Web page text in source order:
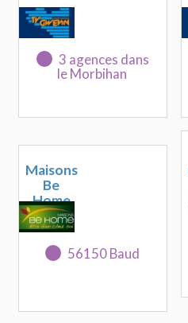
3 agences dans
le Morbihan
Maisons
Be
Home
56150 Baud